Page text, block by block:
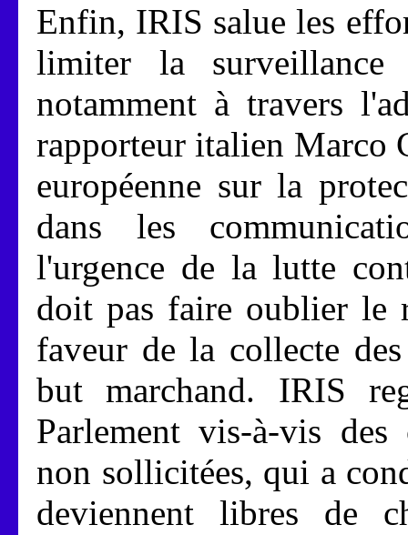
Enfin, IRIS salue les
limiter la
notamment à travers
rapporteur italien Marco
européenne sur la
dans les
l'urgence de la lutte
doit pas faire oublier le
faveur de la collecte
but marchand. IRIS
Parlement vis-à-vis des
non sollicitées, qui a
deviennent libres de